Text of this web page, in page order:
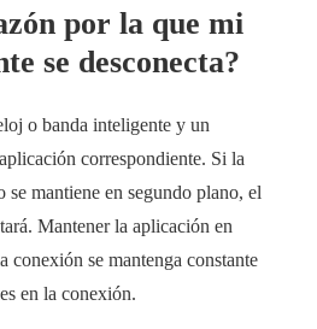
por la que mi
se desconecta?
o banda inteligente y un
correspondiente. Si la
se mantiene en segundo plano, el
Mantener la aplicación en
conexión se mantenga constante
en la conexión.